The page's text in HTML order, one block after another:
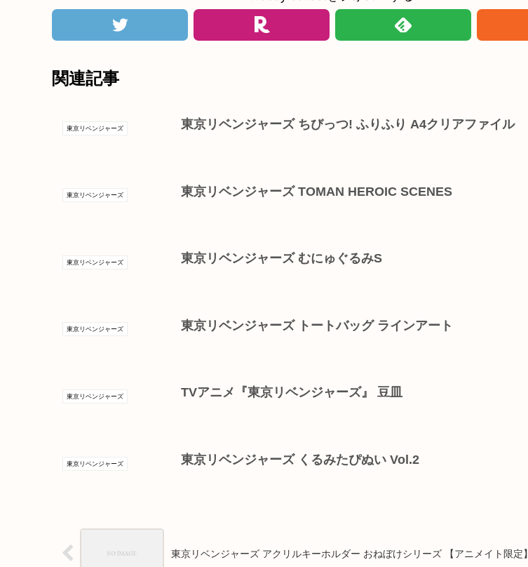
関連記事
東京リベンジャーズ 東京リベンジャーズ ちびっつ! ふりふり A4クリアファイル
東京リベンジャーズ 東京リベンジャーズ TOMAN HEROIC SCENES
東京リベンジャーズ 東京リベンジャーズ むにゅぐるみS
東京リベンジャーズ 東京リベンジャーズ トートバッグ ラインアート
東京リベンジャーズ TVアニメ『東京リベンジャーズ』 豆皿
東京リベンジャーズ 東京リベンジャーズ くるみたぴぬい Vol.2
東京リベンジャーズ アクリルキーホルダー おねぼけシリーズ 【アニメイト限定】